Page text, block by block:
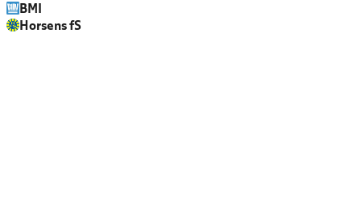
BMI
Horsens fS